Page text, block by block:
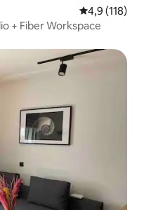
Gemiddelde
4,9 (118)
+ Fiber Workspace